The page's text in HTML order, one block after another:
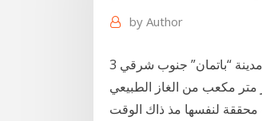
by Author
3 شباط (فبراير) 2019 استخراج النفط لأول مرة من جبل “رامان” المنصوب في مدينة “باتمان” جنوب شرقي
الشركة باكورة إنتاجها من النفط الخام بكميات تجارية في عام 1938، محققة لنفسها مذ ذاك الوقت